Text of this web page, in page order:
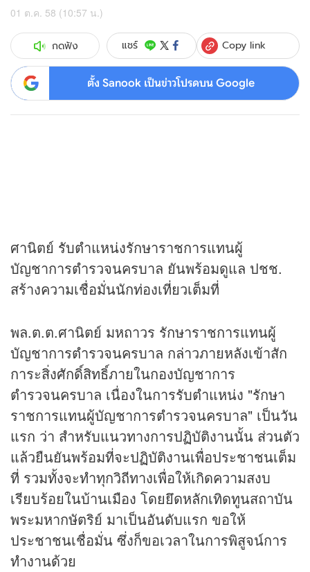
01 ต.ค. 58 (10:57 น.)
กดฟัง แชร์ Copy link
ตั้ง Sanook เป็นข่าวโปรดบน Google
ศานิตย์ รับตำแหน่งรักษาราชการแทนผู้
บัญชาการตำรวจนครบาล ยันพร้อมดูแล ปชช.
สร้างความเชื่อมั่นนักท่องเที่ยวเต็มที่
พล.ต.ต.ศานิตย์ มหถาวร รักษาราชการแทนผู้
บัญชาการตำรวจนครบาล กล่าวภายหลังเข้าสัก
การะสิ่งศักดิ์สิทธิ์ภายในกองบัญชาการ
ตำรวจนครบาล เนื่องในการรับตำแหน่ง "รักษา
ราชการแทนผู้บัญชาการตำรวจนครบาล" เป็นวัน
แรก ว่า สำหรับแนวทางการปฏิบัติงานนั้น ส่วนตัว
แล้วยืนยันพร้อมที่จะปฏิบัติงานเพื่อประชาชนเต็ม
ที่ รวมทั้งจะทำทุกวิถีทางเพื่อให้เกิดความสงบ
เรียบร้อยในบ้านเมือง โดยยึดหลักเทิดทูนสถาบัน
พระมหากษัตริย์ มาเป็นอันดับแรก ขอให้
ประชาชนเชื่อมั่น ซึ่งก็ขอเวลาในการพิสูจน์การ
ทำงานด้วย